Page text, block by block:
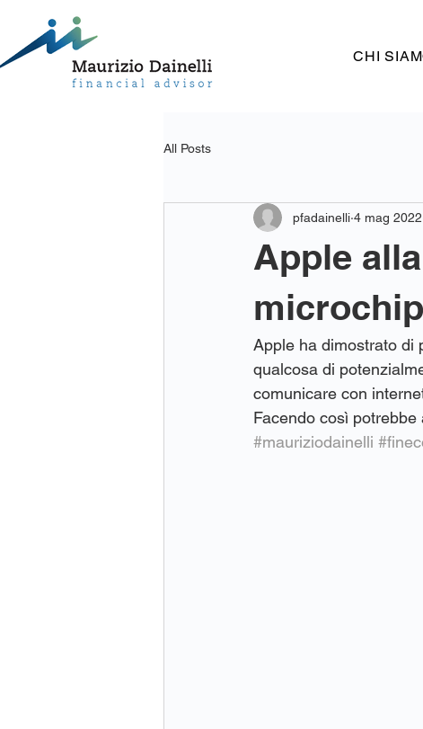
CHI
All Posts
Apple
microchip
pfadainelli 4 mag 2022
Apple ha dimostrato di
qualcosa di
comunicare con
Facendo così
#mauriziodainelli